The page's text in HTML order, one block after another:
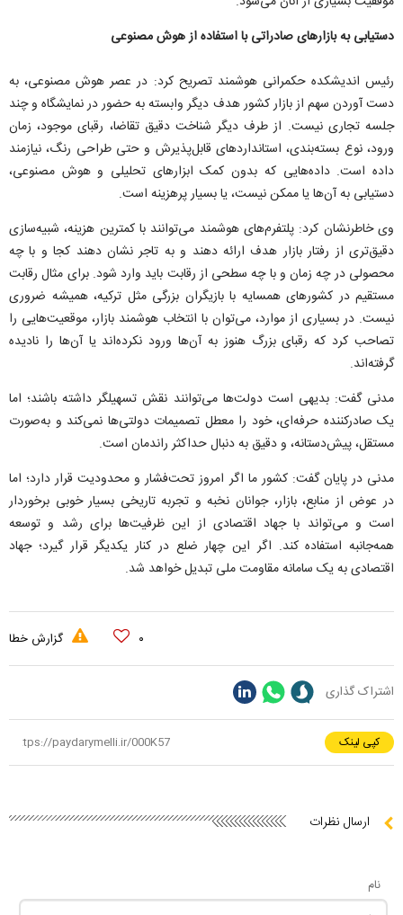
دستیابی به بازارهای صادراتی با استفاده از هوش مصنوعی
رئیس اندیشکده حکمرانی هوشمند تصریح کرد: در عصر هوش مصنوعی، به
دست آوردن سهم از بازار کشور هدف دیگر وابسته به حضور در نمایشگاه و چند
جلسه تجاری نیست. از طرف دیگر شناخت دقیق تقاضا، رقبای موجود، زمان
ورود، نوع بسته‌بندی، استانداردهای قابل‌پذیرش و حتی طراحی رنگ، نیازمند
داده است. داده‌هایی که بدون کمک ابزارهای تحلیلی و هوش مصنوعی،
دستیابی به آن‌ها یا ممکن نیست، یا بسیار پرهزینه است.
وی خاطرنشان کرد: پلتفرم‌های هوشمند می‌توانند با کمترین هزینه، شبیه‌سازی
دقیق‌تری از رفتار بازار هدف ارائه دهند و به تاجر نشان دهند کجا و با چه
محصولی در چه زمان و با چه سطحی از رقابت باید وارد شود. برای مثال رقابت
مستقیم در کشورهای همسایه با بازیگران بزرگی مثل ترکیه، همیشه ضروری
نیست. در بسیاری از موارد، می‌توان با انتخاب هوشمند بازار، موقعیت‌هایی را
تصاحب کرد که رقبای بزرگ هنوز به آن‌ها ورود نکرده‌اند یا آن‌ها را نادیده
گرفته‌اند.
مدنی گفت: بدیهی است دولت‌ها می‌توانند نقش تسهیلگر داشته باشند؛ اما
یک صادرکننده حرفه‌ای، خود را معطل تصمیمات دولتی‌ها نمی‌کند و به‌صورت
مستقل، پیش‌دستانه، و دقیق به دنبال حداکثر راندمان است.
مدنی در پایان گفت: کشور ما اگر امروز تحت‌فشار و محدودیت قرار دارد؛ اما
در عوض از منابع، بازار، جوانان نخبه و تجربه تاریخی بسیار خوبی برخوردار
است و می‌تواند با جهاد اقتصادی از این ظرفیت‌ها برای رشد و توسعه
همه‌جانبه استفاده کند. اگر این چهار ضلع در کنار یکدیگر قرار گیرد؛ جهاد
اقتصادی به یک سامانه مقاومت ملی تبدیل خواهد شد.
۰ گزارش خطا
اشتراک گذاری
کپی لینک
ارسال نظرات
نام